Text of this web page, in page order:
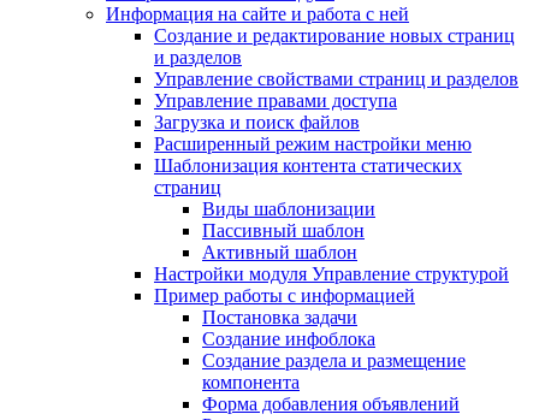
Информация на сайте и работа с ней
Создание и редактирование новых страниц
и разделов
Управление свойствами страниц и разделов
Управление правами доступа
Загрузка и поиск файлов
Расширенный режим настройки меню
Шаблонизация контента статических
страниц
Виды шаблонизации
Пассивный шаблон
Активный шаблон
Настройки модуля Управление структурой
Пример работы с информацией
Постановка задачи
Создание инфоблока
Создание раздела и размещение
компонента
Форма добавления объявлений